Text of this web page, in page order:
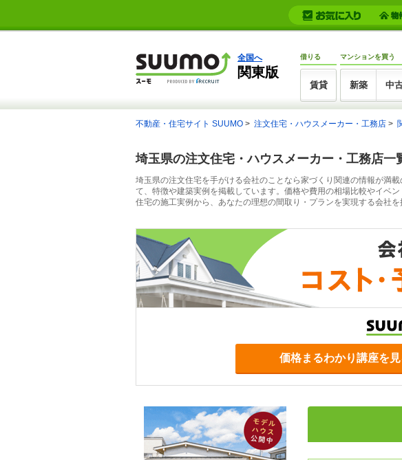
全国へ
関東版
借りる
賃貸
マンションを買う
新築 中
不動産・住宅サイト SUUMO 注文住宅・ハウスメーカー・工務店
埼玉県の注文住宅・ハウスメーカー・工務店一
埼玉県の注文住宅を手がける会社のことなら家づくり関連の情報が満
て、特徴や建築実例を掲載しています。価格や費用の相場比較やイベ
住宅の施工実例から、あなたの理想の間取り・プランを実現する会社を
価格まるわかり講座を見